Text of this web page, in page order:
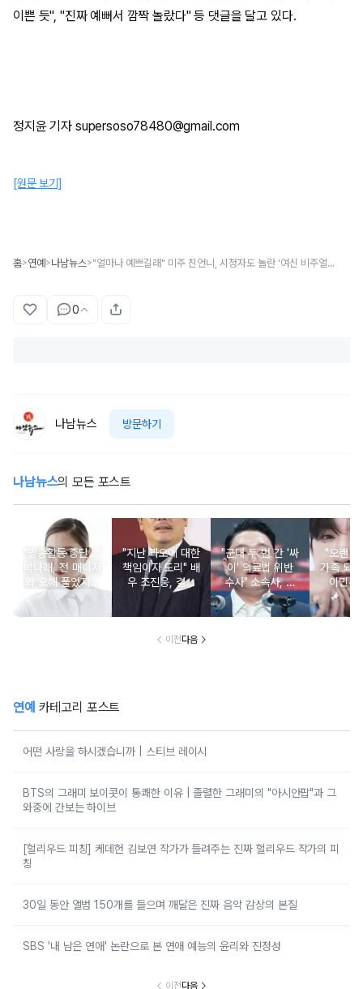
이쁜 듯", "진짜 예뻐서 깜짝 놀랐다" 등 댓글을 달고 있다.
정지윤 기자 supersoso78480@gmail.com
[원문 보기]
홈>연예 >나남뉴스> "얼마나 예쁘길래" 미주 친언니, 시청자도 놀란 '여신 비주얼' 실물 공개
0
나남뉴스 방문하기
나남뉴스의 모든 포스트
"방송활동 중단…"
박나래, 전 매니저
와 오해 풀었지만
불찰 반성
"지난 과오에 대한
책임이자 도리" 배
우 조진웅, 결국
은퇴 선언
"군대 두 번 간 '싸
이' 의료법 위반
수사" 소속사, 수
면제 대리수령 불
찰...
"오랜
가족 되
이민우
이전다음
연예 카테고리 포스트
어떤 사랑을 하시겠습니까 | 스티브 레이시
BTS의 그래미 보이콧이 통쾌한 이유 | 졸렬한 그래미의 "아시안팝"과 그
와중에 간보는 하이브
[헐리우드 피칭] 케데헌 김보연 작가가 들려주는 진짜 헐리우드 작가의 피
칭
30일 동안 앨범 150개를 들으며 깨달은 진짜 음악 감상의 본질
SBS '내 남은 연애' 논란으로 본 연애 예능의 윤리와 진정성
이전다음